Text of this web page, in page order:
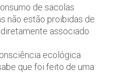
de sacolas
não estão proibidas de
associado
ecológica
que foi feito de uma